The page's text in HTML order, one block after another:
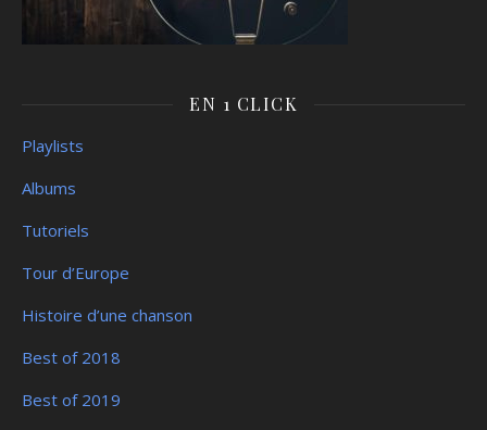
EN 1 CLICK
Playlists
Albums
Tutoriels
Tour d’Europe
Histoire d’une chanson
Best of 2018
Best of 2019